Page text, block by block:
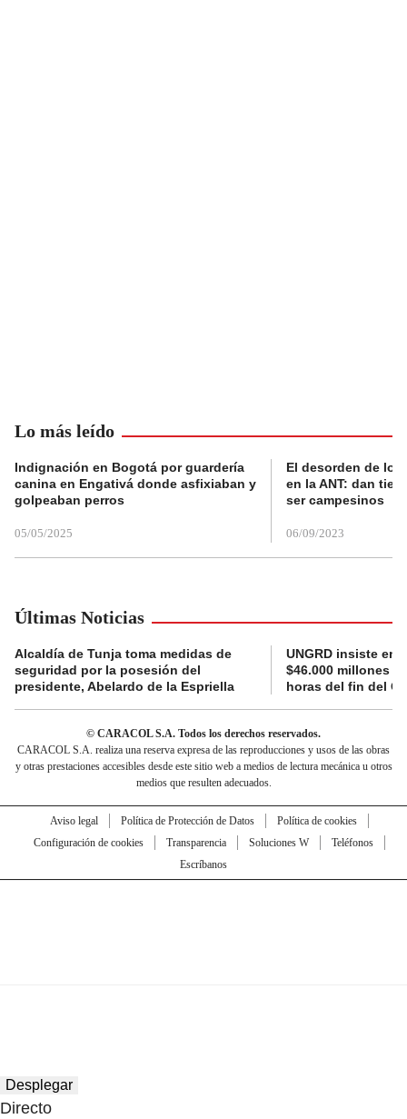
Lo más leído
Indignación en Bogotá por guardería
canina en Engativá donde asfixiaban y
golpeaban perros
05/05/2025
El desorden de
en la ANT: dan
ser campesinos
06/09/2023
Últimas Noticias
Alcaldía de Tunja toma medidas de
seguridad por la posesión del
presidente, Abelardo de la Espriella
UNGRD insiste en
$46.000 millones
horas del fin del
© CARACOL S.A. Todos los derechos reservados.
CARACOL S.A. realiza una reserva expresa de las reproducciones y usos de las obras
y otras prestaciones accesibles desde este sitio web a medios de lectura mecánica u otros
medios que resulten adecuados.
Aviso legal Política de Protección de Datos
Política de cookies
Configuración de cookies
Transparencia Soluciones W
Teléfonos
Escríbanos
Desplegar
Directo